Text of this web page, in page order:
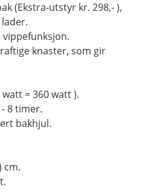
(Ekstra-utstyr kr. 298,- ),
vippefunksjon.
knaster, som gir
= 360 watt ).
- 8 timer.
bakhjul.
cm.